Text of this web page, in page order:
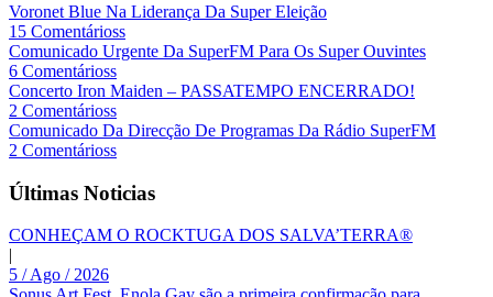
Voronet Blue Na Liderança Da Super Eleição
15 Comentárioss
Comunicado Urgente Da SuperFM Para Os Super Ouvintes
6 Comentárioss
Concerto Iron Maiden – PASSATEMPO ENCERRADO!
2 Comentárioss
Comunicado Da Direcção De Programas Da Rádio SuperFM
2 Comentárioss
Últimas Noticias
CONHEÇAM O ROCKTUGA DOS SALVA’TERRA®
|
5 / Ago / 2026